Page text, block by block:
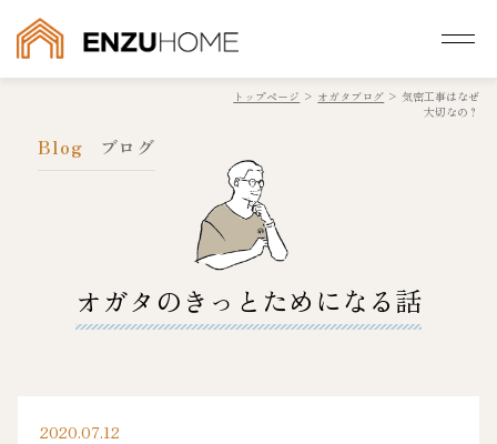
トップページ > オガタブログ > 気密工事はなぜ
大切なの？
Blog ブログ
オガタのきっとためになる話
2020.07.12